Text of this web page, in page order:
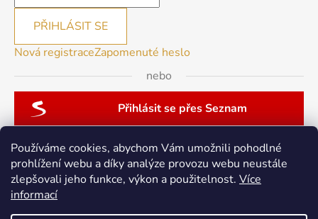
Používáme cookies, abychom Vám umožnili pohodlné
prohlížení webu a díky analýze provozu webu neustále
zlepšovali jeho funkce, výkon a použitelnost. Více
informací
PŘIHLÁSIT SE
Nová registraceZapomenuté heslo
nebo
Přihlásit se přes Seznam
patchwork-aja.cz